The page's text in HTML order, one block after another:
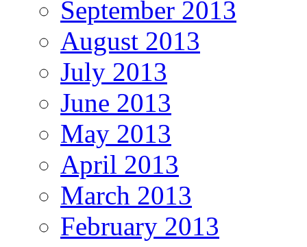
September 2013
August 2013
July 2013
June 2013
May 2013
April 2013
March 2013
February 2013